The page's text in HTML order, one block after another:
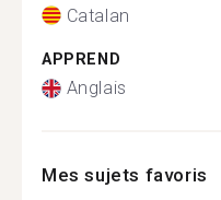
Catalan
APPREND
Anglais
Mes sujets favoris